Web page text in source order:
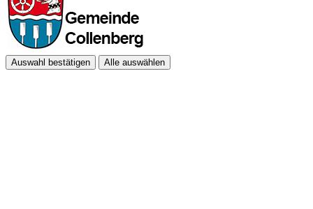
Auswahl bestätigen Alle auswählen